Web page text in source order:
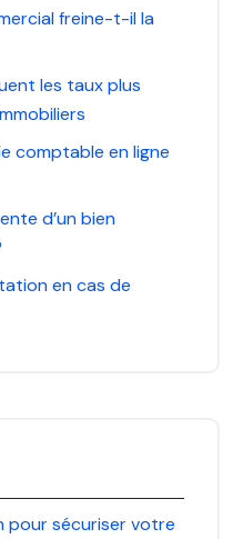
freine-t-il la
les taux plus
comptable en ligne
d’un bien
en cas de
pour sécuriser votre